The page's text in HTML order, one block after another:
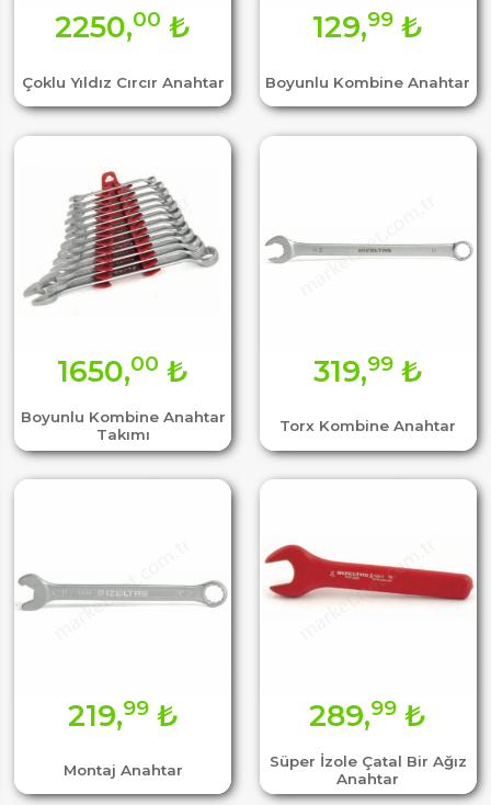
Çoklu Yıldız Cırcır Anahtar
2250,00 ₺
Boyunlu Kombine Anahtar
129,99 ₺
Boyunlu Kombine Anahtar
Takımı
1650,00 ₺
Torx Kombine Anahtar
319,99₺
Montaj Anahtar
219,99₺
Süper İzole Çatal Bir Ağız
Anahtar
289,99 ₺